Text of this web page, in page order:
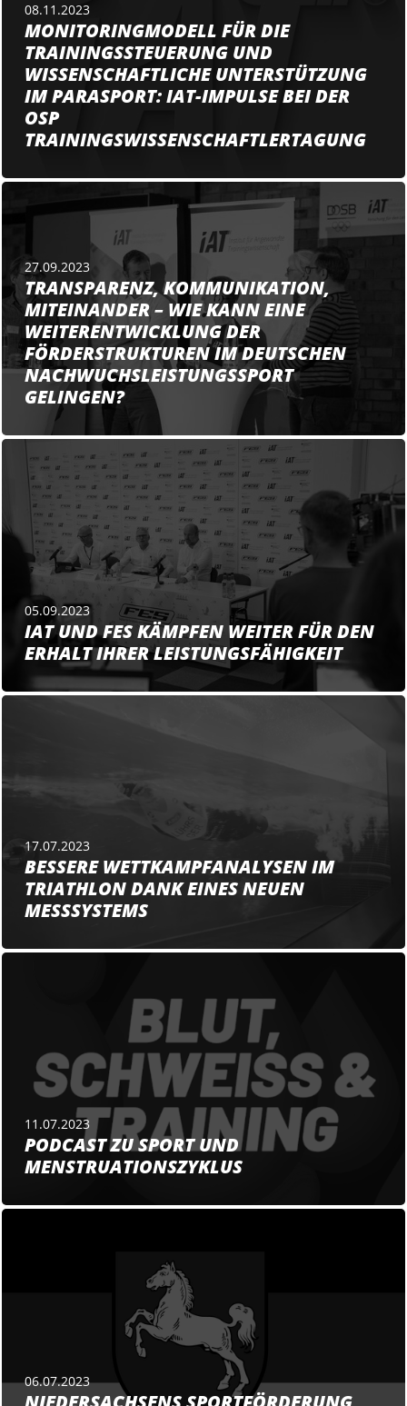
08.11.2023
MONITORINGMODELL FÜR DIE
TRAININGSSTEUERUNG UND
WISSENSCHAFTLICHE UNTERSTÜTZUNG
IM PARASPORT: IAT-IMPULSE BEI DER
OSP
TRAININGSWISSENSCHAFTLERTAGUNG
27.09.2023
TRANSPARENZ, KOMMUNIKATION,
MITEINANDER – WIE KANN EINE
WEITERENTWICKLUNG DER
FÖRDERSTRUKTUREN IM DEUTSCHEN
NACHWUCHSLEISTUNGSSPORT
GELINGEN?
05.09.2023
IAT UND FES KÄMPFEN WEITER FÜR DEN
ERHALT IHRER LEISTUNGSFÄHIGKEIT
17.07.2023
BESSERE WETTKAMPFANALYSEN IM
TRIATHLON DANK EINES NEUEN
MESSSYSTEMS
11.07.2023
PODCAST ZU SPORT UND
MENSTRUATIONSZYKLUS
06.07.2023